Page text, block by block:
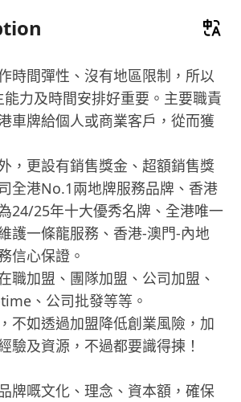
時間彈性、沒有地區限制，所以
力及時間安排好重要。主要職責
車牌給個人或商業客戶，從而獲
，更設有銷售獎金、超額銷售獎
全港No.1兩地牌服務品牌、香港
24/25年十大優秀名牌、全港唯一
護一條龍服務、香港-澳門-內地
信心保證。
職加盟、團隊加盟、公司加盟、
、公司批發等等。
不如透過加盟降低創業風險，加
驗及資源，不過都要識得揀！
牌嘅文化、理念、資本額，確保